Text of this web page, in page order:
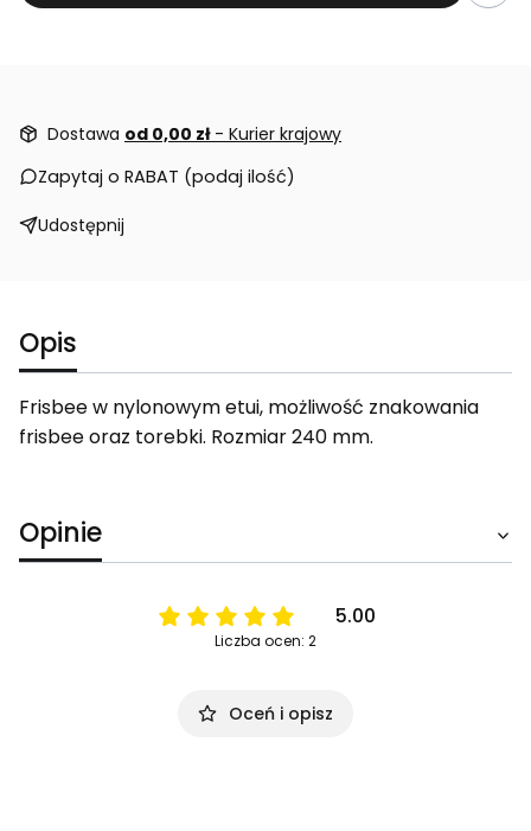
Dostawa od 0,00 zł - Kurier krajowy
Zapytaj o RABAT (podaj ilość)
Udostępnij
Opis
Frisbee w nylonowym etui, możliwość znakowania
frisbee oraz torebki. Rozmiar 240 mm.
Opinie
5.00
Liczba ocen: 2
Oceń i opisz